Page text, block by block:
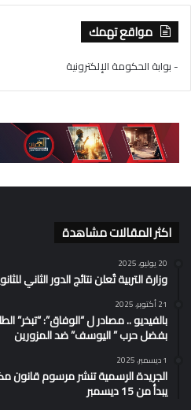
مواقع تهمك
- بوابة الحكومة الإلكترونية
اكثر المقالات مشاهدة
20 يوليو، 2025
وزارة التربية تُعلن نتائج الدور
21 أكتوبر، 2025
بالفيديو .. مصادر ل “الوفاق”: “تبخر”
بفضل حرب ” اليوسف” ضد المزورين
1 ديسمبر، 2025
الجريدة الرسمية تنشر مرسوم قانون
يبدأ من 15 ديسمبر